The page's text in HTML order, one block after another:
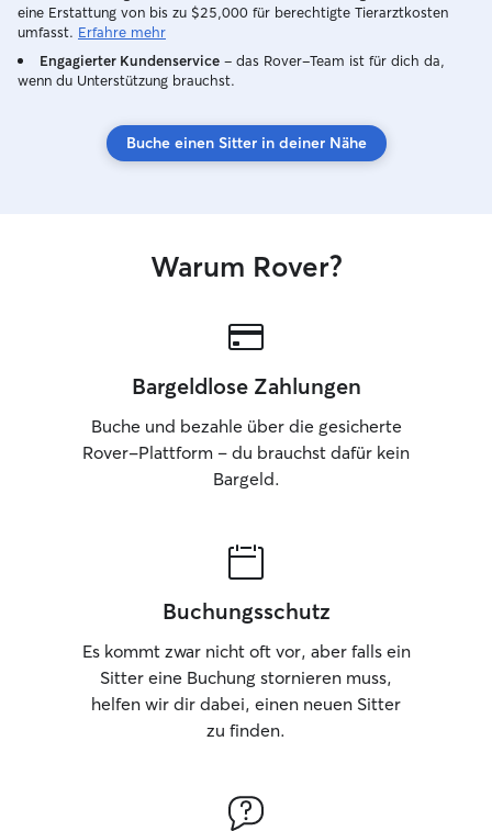
oder bei dir zu Hause. Ich gehe auf die
individuellen Bedürfnisse jedes Tieres
ein und halte mich selbstverständlich an
eure gewohnten Abläufe. Mit meinem
Vertrauen man seinem Tiersitter
entgegenbringt.
eine Erstattung von bis zu $25,000 für berechtigte Tierarztkosten
umfasst. Erfahre mehr
Engagierter Kundenservice – das Rover-Team ist für dich da,
wenn du Unterstützung brauchst.
Buche einen Sitter in deiner Nähe
Warum Rover?
Bargeldlose Zahlungen
Buche und bezahle über die gesicherte
Rover-Plattform – du brauchst dafür kein
Bargeld.
Buchungsschutz
Es kommt zwar nicht oft vor, aber falls ein
Sitter eine Buchung stornieren muss,
helfen wir dir dabei, einen neuen Sitter
zu finden.